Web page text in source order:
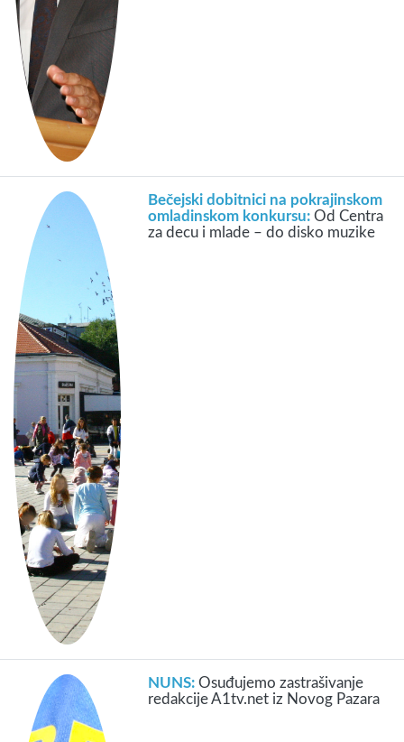
Bečejski dobitnici na pokrajinskom
omladinskom konkursu:Od Centra
za decu i mlade – do disko muzike
NUNS:Osuđujemo zastrašivanje
redakcije A1tv.net iz Novog Pazara